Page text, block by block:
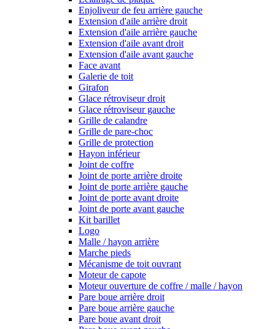
Enjoliveur de feu arrière gauche
Extension d'aile arrière droit
Extension d'aile arrière gauche
Extension d'aile avant droit
Extension d'aile avant gauche
Face avant
Galerie de toit
Girafon
Glace rétroviseur droit
Glace rétroviseur gauche
Grille de calandre
Grille de pare-choc
Grille de protection
Hayon inférieur
Joint de coffre
Joint de porte arrière droite
Joint de porte arrière gauche
Joint de porte avant droite
Joint de porte avant gauche
Kit barillet
Logo
Malle / hayon arrière
Marche pieds
Mécanisme de toit ouvrant
Moteur de capote
Moteur ouverture de coffre / malle / hayon
Pare boue arrière droit
Pare boue arrière gauche
Pare boue avant droit